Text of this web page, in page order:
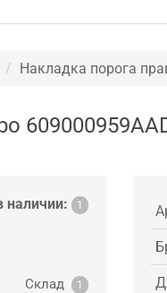
Накладка порога
наличии: 1
Склад 1